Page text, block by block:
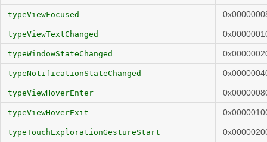
typeViewFocused
typeViewTextChanged
typeWindowStateChanged
typeNotificationStateChanged
typeViewHoverEnter
typeViewHoverExit
typeTouchExplorationGestureStart